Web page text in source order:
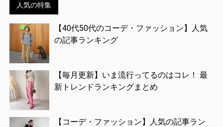
人気の特集
【40代50代のコーデ・ファッション】人気
の記事ランキング
【毎月更新】いま流行ってるのはコレ！ 最
新トレンドランキングまとめ
【コーデ・ファッション】人気の記事ラン